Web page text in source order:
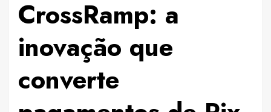
CrossRamp: a
inovação que
converte